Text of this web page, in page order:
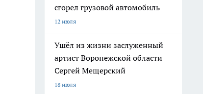
сгорел грузовой автомобиль
12 июля
Ушёл из жизни заслуженный
артист Воронежской области
Сергей Мещерский
18 июля